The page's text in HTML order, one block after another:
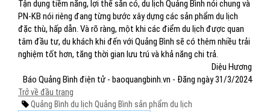
Tận dụng tiềm năng, lợi thế sẵn có, du lịch Quảng Bình nói chung và
PN-KB nói riêng đang từng bước xây dựng các sản phẩm du lịch
đặc thù, hấp dẫn. Và rõ ràng, một khi các điểm du lịch được quan
tâm đầu tư, du khách khi đến với Quảng Bình sẽ có thêm nhiều trải
nghiệm tốt hơn, tăng thời gian lưu trú và khả năng chi trả.
Diệu Hương
Báo Quảng Bình điện tử - baoquangbinh.vn - Đăng ngày 31/3/2024
Trở về đầu trang
Quảng Bình du lịch Quảng Bình sản phẩm du lịch